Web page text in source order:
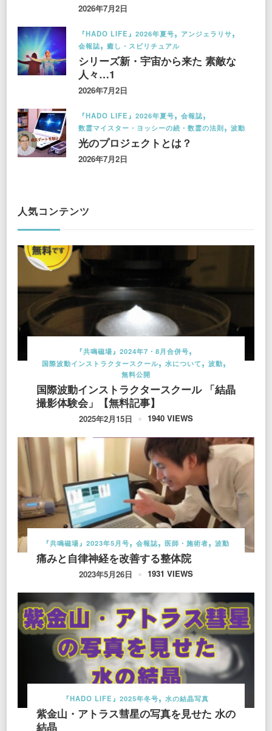
2026年7月2日
『HADO LIFE』2026年夏号
アンジェラリサ
会報誌
癒し・スピリチュアル
シリーズ新・宇宙から来た 素敵な
人々…1
2026年7月2日
『HADO LIFE』2026年夏号
会報誌
数霊マイスター・ヨッシーの続・数霊の法則
波動
光のプロジェクトとは？
2026年7月2日
人気コンテンツ
『共鳴磁場』2024年7・8月合併号
国際波動インストラクタースクール
水について
波動
無料公開
国際波動インストラクタースクール 「結晶
撮影体験会」【無料記事】
2025年2月15日 1940 VIEWS
『共鳴磁場』2023年5月号 会報誌 医師・施術者 波動
痛みと自律神経を改善する整体院
2023年5月26日 1931 VIEWS
『HADO LIFE』2025年冬号 水の結晶写真
紫金山・アトラス彗星の写真を見せた 水の
結晶